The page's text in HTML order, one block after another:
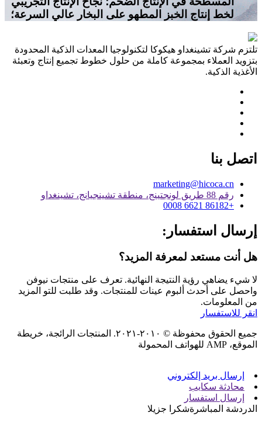
لخط إنتاج الخبز المطهو ​​على البخار عالي السرعة؛
تلتزم شركة تشينغداو هيكوكا لتكنولوجيا المعدات الذكية المحدودة
بتزويد العملاء بمجموعة كاملة من حلول خطوط تجميع إنتاج وتعبئة
الأغذية الذكية.
اتصل بنا
marketing@hicoca.cn
رقم 88 طريق لونجتينج، منطقة تشينجيانج، تشينغداو
+86182 6621 0008
إرسال استفسار:
هل أنت مستعد لمعرفة المزيد؟
لا شيء يضاهي رؤية النتيجة النهائية. تعرف على منتجات نيوفن
واحصل على أحدث ألبوم عينات للمنتجات. وقد طلبت للتو المزيد
من المعلومات.
انقر للاستفسار
جميع الحقوق محفوظة © ٢٠١٠-٢٠٢١. المنتجات الرائجة، خريطة
الموقع، AMP للهواتف المحمولة
إرسال بريد إلكتروني
محادثة سكايب
إرسال استفسار
الدردشة المباشرةشكرا جزيلا